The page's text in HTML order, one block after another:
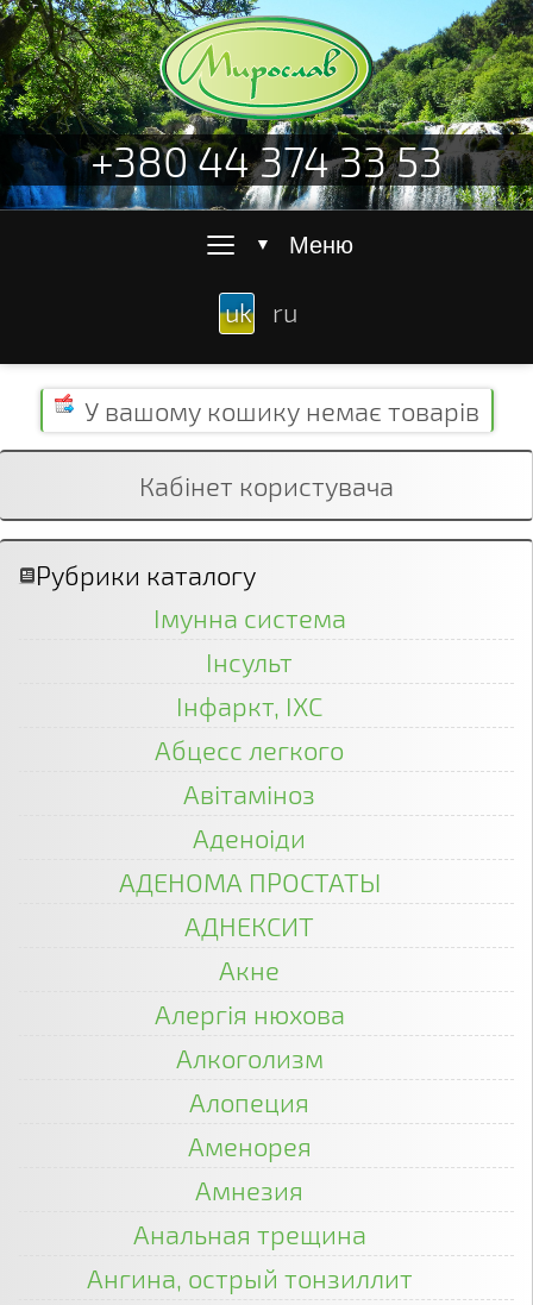
+380 44 374 33 53
≡ ▼ Меню
uk ru
У вашому кошику немає товарів
Кабінет користувача
Рубрики каталогу
Імунна система
Інсульт
Інфаркт, ІХС
Абцесс легкого
Авітаміноз
Аденоіди
АДЕНОМА ПРОСТАТЫ
АДНЕКСИТ
Акне
Алергія нюхова
Алкоголизм
Алопеция
Аменорея
Амнезия
Анальная трещина
Ангина, острый тонзиллит